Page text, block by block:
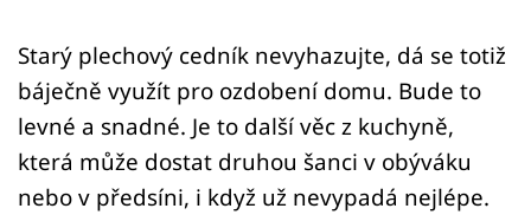
Starý plechový cedník nevyhazujte, dá se totiž
báječně využít pro ozdobení domu. Bude to
levné a snadné. Je to další věc z kuchyně,
která může dostat druhou šanci v obýváku
nebo v předsíni, i když už nevypadá nejlépe.